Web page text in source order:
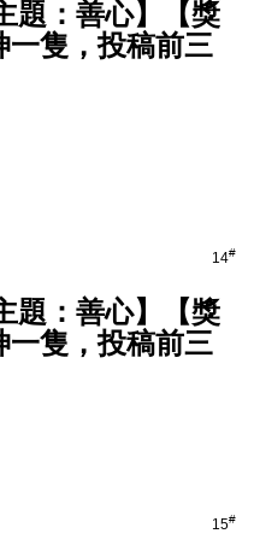
題：善心】【獎
一隻，投稿前三
14#
題：善心】【獎
一隻，投稿前三
15#